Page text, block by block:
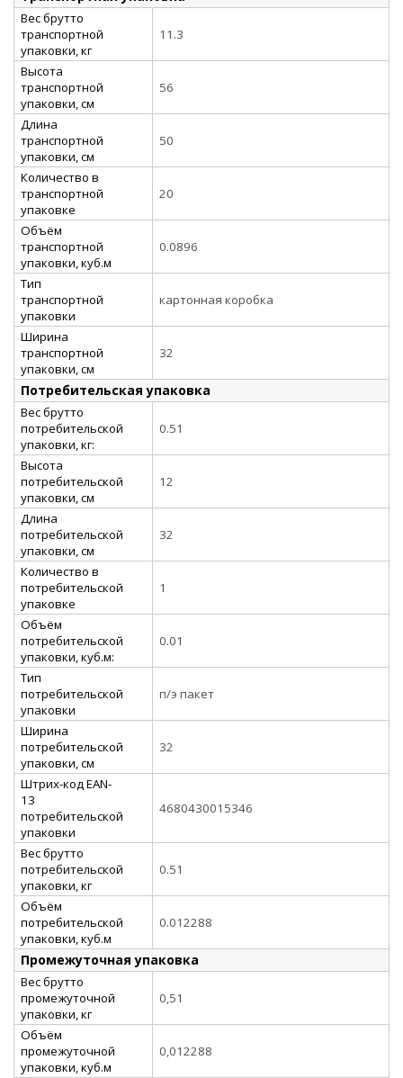
Вес брутто
транспортной
упаковки, кг
11.3
Высота
транспортной
упаковки, см
56
Длина
транспортной
упаковки, см
50
Количество в
транспортной
упаковке
20
Объём
транспортной
упаковки, куб.м
0.0896
Тип
транспортной
упаковки
картонная коробка
Ширина
транспортной
упаковки, см
32
Потребительская упаковка
Вес брутто
потребительской
упаковки, кг:
0.51
Высота
потребительской
упаковки, см
12
Длина
потребительской
упаковки, см
32
Количество в
потребительской
упаковке
1
Объём
потребительской
упаковки, куб.м:
0.01
Тип
потребительской
упаковки
п/э пакет
Ширина
потребительской
упаковки, см
32
Штрих-код EAN-
13
потребительской
упаковки
4680430015346
Вес брутто
потребительской
упаковки, кг
0.51
Объём
потребительской
упаковки, куб.м
0.012288
Промежуточная упаковка
Вес брутто
промежуточной
упаковки, кг
0,51
Объём
промежуточной
упаковки, куб.м
0,012288